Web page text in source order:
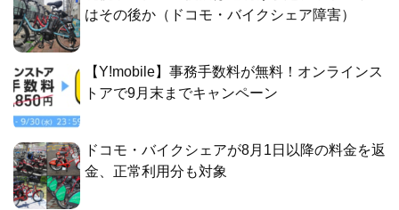
はその後か（ドコモ・バイクシェア障害）
【Y!mobile】事務手数料が無料！オンラインス
トアで9月末までキャンペーン
ドコモ・バイクシェアが8月1日以降の料金を返
金、正常利用分も対象